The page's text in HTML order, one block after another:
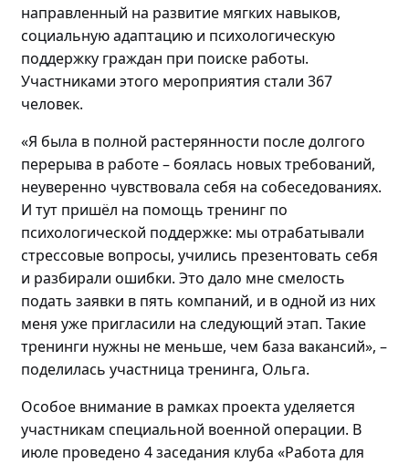
направленный на развитие мягких навыков,
социальную адаптацию и психологическую
поддержку граждан при поиске работы.
Участниками этого мероприятия стали 367
человек.
«Я была в полной растерянности после долгого
перерыва в работе – боялась новых требований,
неуверенно чувствовала себя на собеседованиях.
И тут пришёл на помощь тренинг по
психологической поддержке: мы отрабатывали
стрессовые вопросы, учились презентовать себя
и разбирали ошибки. Это дало мне смелость
подать заявки в пять компаний, и водной из них
меня уже пригласили на следующий этап. Такие
тренинги нужны не меньше, чем база вакансий», –
поделилась участница тренинга, Ольга.
Особое внимание в рамках проекта уделяется
участникам специальной военной операции. В
июле проведено 4 заседания клуба «Работа для